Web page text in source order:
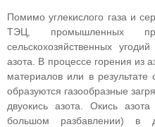
Помимо углекислого газа и
ТЭЦ, промышленных
сельскохозяйственных
азота. В процессе горения из
материалов или в результате
образуются газообразные
двуокись азота. Окись
большом разбавлении) в